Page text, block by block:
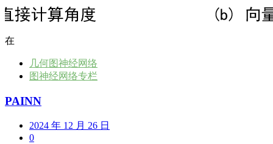
在
几何图神经网络
图神经网络专栏
PAINN
2024 年 12 月 26 日
0